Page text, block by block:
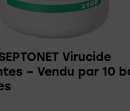
Virucide
– Vendu par 10